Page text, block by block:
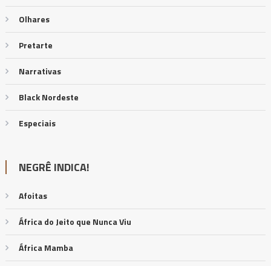
Olhares
Pretarte
Narrativas
Black Nordeste
Especiais
NEGRÊ INDICA!
Afoitas
África do Jeito que Nunca Viu
África Mamba